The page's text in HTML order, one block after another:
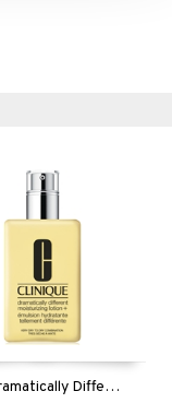
Jumbo Dramatically Different Moisturizing Lotion+